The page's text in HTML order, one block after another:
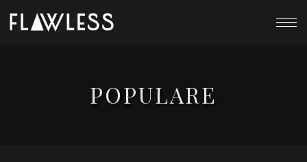
POPULARE